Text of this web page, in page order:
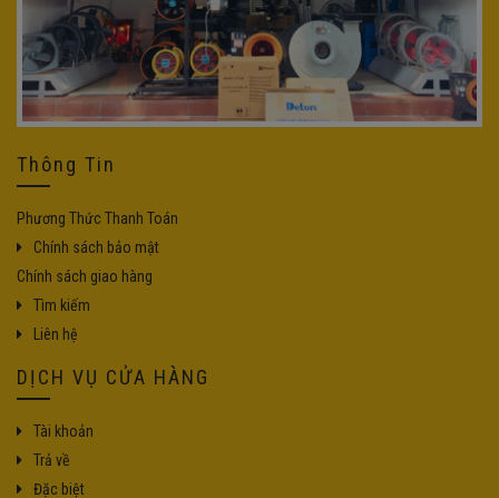
Thông Tin
Phương Thức Thanh Toán
Chính sách bảo mật
Chính sách giao hàng
Tìm kiếm
Liên hệ
DỊCH VỤ CỬA HÀNG
Tài khoản
Trả về
Đặc biệt